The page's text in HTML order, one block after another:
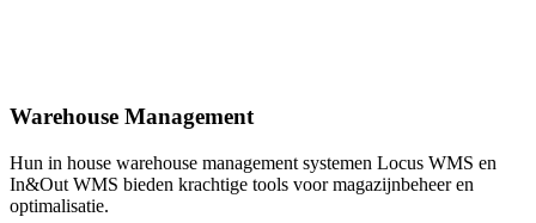
Warehouse Management
Hun in house warehouse management systemen Locus WMS en
In&Out WMS bieden krachtige tools voor magazijnbeheer en
optimalisatie.